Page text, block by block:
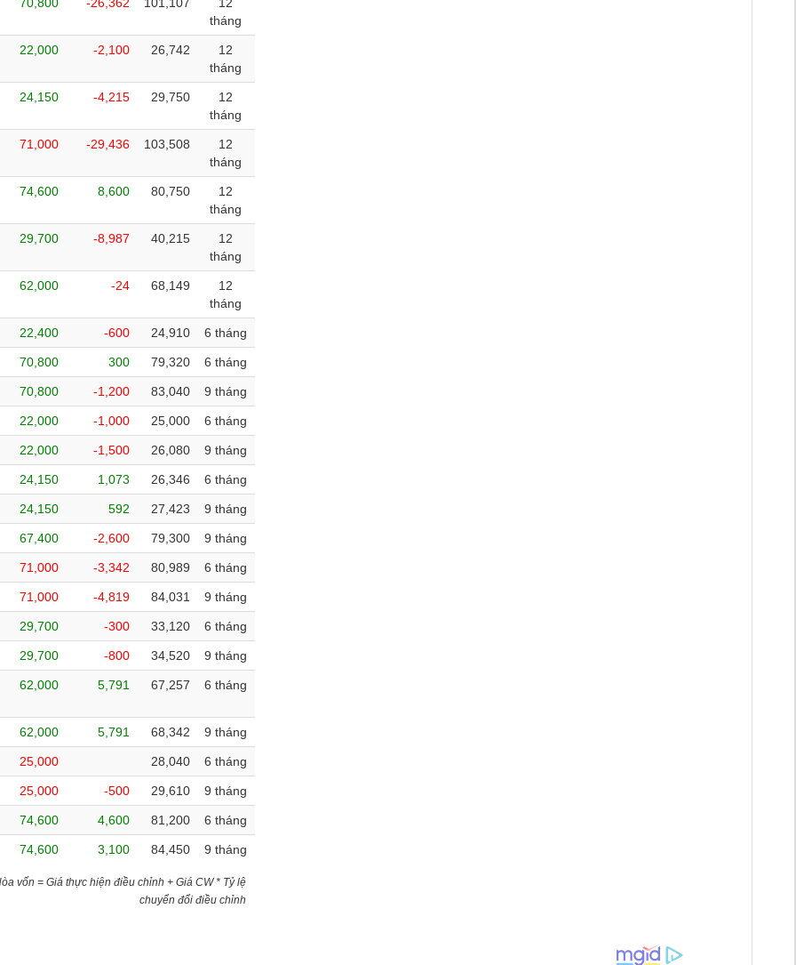
tháng
22,000 -2,100 26,742
12
tháng
24,150 -4,215 29,750
12
tháng
71,000 -29,436 103,508
12
tháng
74,600 8,600 80,750
12
tháng
29,700 -8,987 40,215
12
tháng
62,000 -24 68,149
12
tháng
22,400 -600 24,910 6 tháng
70,800 300 79,320 6 tháng
70,800 -1,200 83,040 9 tháng
22,000 -1,000 25,000 6 tháng
22,000 -1,500 26,080 9 tháng
24,150 1,073 26,346 6 tháng
24,150 592 27,423 9 tháng
67,400 -2,600 79,300 9 tháng
71,000 -3,342 80,989 6 tháng
71,000 -4,819 84,031 9 tháng
29,700 -300 33,120 6 tháng
29,700 -800 34,520 9 tháng
62,000 5,791 67,257 6 tháng
62,000 5,791 68,342 9 tháng
25,000 28,040 6 tháng
25,000 -500 29,610 9 tháng
74,600 4,600 81,200 6 tháng
74,600 3,100 84,450 9 tháng
vốn = Giá thực hiện điều chỉnh + Giá CW * Tỷ lệ
chuyển đổi điều chỉnh